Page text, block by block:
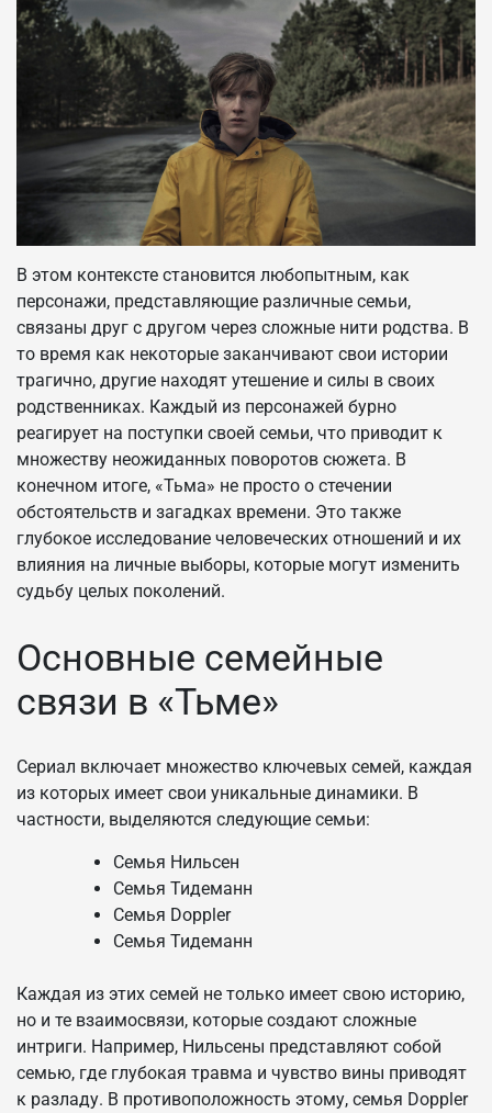
В этом контексте становится любопытным, как
персонажи, представляющие различные семьи,
связаны друг с другом через сложные нити родства. В
то время как некоторые заканчивают свои истории
трагично, другие находят утешение и силы в своих
родственниках. Каждый из персонажей бурно
реагирует на поступки своей семьи, что приводит к
множеству неожиданных поворотов сюжета. В
конечном итоге, «Тьма» не просто о стечении
обстоятельств и загадках времени. Это также
глубокое исследование человеческих отношений и их
влияния на личные выборы, которые могут изменить
судьбу целых поколений.
Основные семейные
связи в «Тьме»
Сериал включает множество ключевых семей, каждая
из которых имеет свои уникальные динамики. В
частности, выделяются следующие семьи:
Семья Нильсен
Семья Тидеманн
Семья Doppler
Семья Тидеманн
Каждая из этих семей не только имеет свою историю,
но и те взаимосвязи, которые создают сложные
интриги. Например, Нильсены представляют собой
семью, где глубокая травма и чувство вины приводят
к разладу. В противоположность этому, семья Doppler